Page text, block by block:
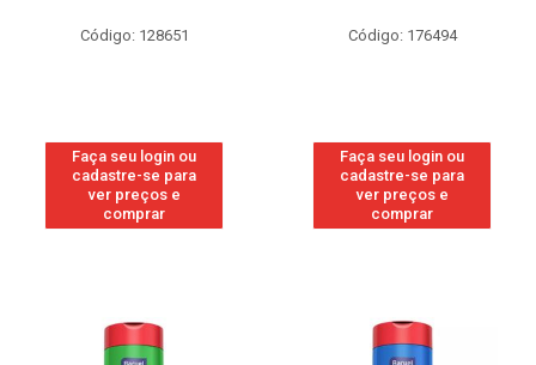
Código: 128651
Faça seu login ou
cadastre-se para
ver preços e
comprar
Código: 176494
Faça seu login ou
cadastre-se para
ver preços e
comprar